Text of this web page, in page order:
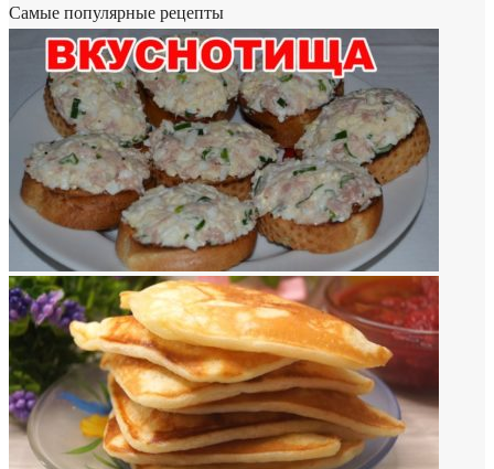
Самые популярные рецепты